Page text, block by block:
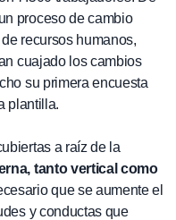
proceso de cambio
recursos humanos,
cuajado los cambios
su primera encuesta
plantilla.
a raíz de la
tanto vertical como
que se aumente el
y conductas que